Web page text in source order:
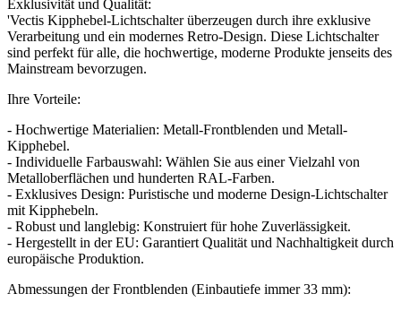
Exklusivität und Qualität:
'Vectis Kipphebel-Lichtschalter überzeugen durch ihre exklusive
Verarbeitung und ein modernes Retro-Design. Diese Lichtschalter
sind perfekt für alle, die hochwertige, moderne Produkte jenseits des
Mainstream bevorzugen.
Ihre Vorteile:
- Hochwertige Materialien: Metall-Frontblenden und Metall-
Kipphebel.
- Individuelle Farbauswahl: Wählen Sie aus einer Vielzahl von
Metalloberflächen und hunderten RAL-Farben.
- Exklusives Design: Puristische und moderne Design-Lichtschalter
mit Kipphebeln.
- Robust und langlebig: Konstruiert für hohe Zuverlässigkeit.
- Hergestellt in der EU: Garantiert Qualität und Nachhaltigkeit durch
europäische Produktion.
Abmessungen der Frontblenden (Einbautiefe immer 33 mm):